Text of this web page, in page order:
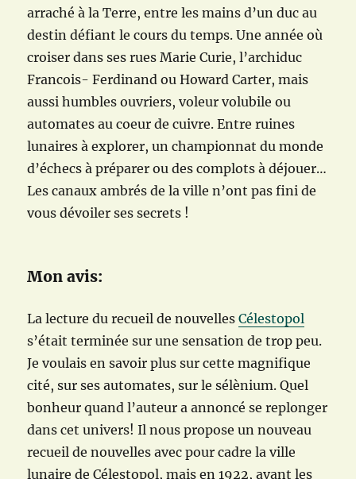
arraché à la Terre, entre les mains d’un duc au
destin défiant le cours du temps. Une année où
croiser dans ses rues Marie Curie, l’archiduc
Francois- Ferdinand ou Howard Carter, mais
aussi humbles ouvriers, voleur volubile ou
automates au coeur de cuivre. Entre ruines
lunaires à explorer, un championnat du monde
d’échecs à préparer ou des complots à déjouer…
Les canaux ambrés de la ville n’ont pas fini de
vous dévoiler ses secrets !
Mon avis:
La lecture du recueil de nouvellesCélestopol
s’était terminée sur une sensation de trop peu.
Je voulais en savoir plus sur cette magnifique
cité, sur ses automates, sur le sélènium. Quel
bonheur quand l’auteur a annoncé se replonger
dans cet univers! Il nous propose un nouveau
recueil de nouvelles avec pour cadre la ville
lunaire de Célestopol, mais en 1922, avant les